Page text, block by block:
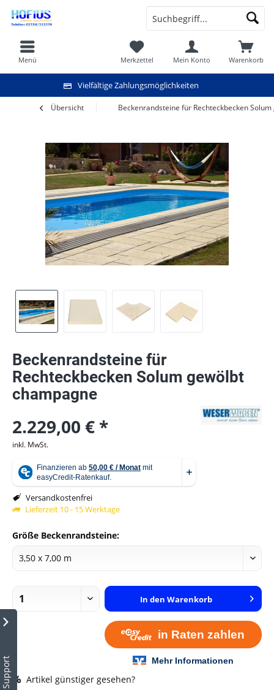
Support
Vielfältige Zahlungsmöglichkeiten
Warenkorb
Merkzettel Mein Konto
Menü
Übersicht Beckenrandsteine für Rechteckbecken
Beckenrandsteine für
Rechteckbecken Solum gewölbt
champagne
2.229,00 € *
inkl. MwSt.
Versandkostenfrei
Lieferzeit 10 - 15 Werktage
Größe Beckenrandsteine:
In den Warenkorb
Artikel günstiger gesehen?